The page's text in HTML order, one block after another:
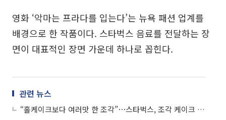
영화 ‘악마는 프라다를 입는다’는 뉴욕 패션 업계를
배경으로 한 작품이다. 스타벅스 음료를 전달하는 장
면이 대표적인 장면 가운데 하나로 꼽힌다.
관련 뉴스
“홀케이크보다 여러맛 한 조각”⋯스타벅스, 조각 케이크 확대